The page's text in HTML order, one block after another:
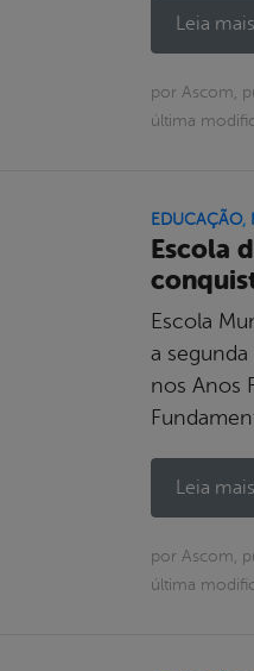
Leia
por Ascom,
última
EDUCAÇÃO,
Escola
Escola
a
nos Anos
Leia
por Ascom,
última